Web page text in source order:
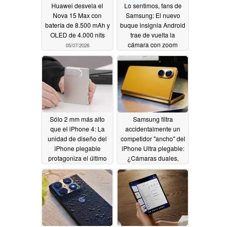
Huawei desvela el
Nova 15 Max con
batería de 8.500 mAh y
OLED de 4.000 nits
05/07/2026
Lo sentimos, fans de
Samsung: El nuevo
buque insignia Android
trae de vuelta la
cámara con zoom
óptico 10x que
perdieron; se une al
Oppo Find X9 Ultra
Sólo 2 mm más alto
que el iPhone 4: La
unidad de diseño del
iPhone plegable
protagoniza el último
vídeo con sus nuevos
5,2 mm de grosor
05/06/2026
Samsung filtra
accidentalmente un
competidor "ancho" del
iPhone Ultra plegable:
¿Cámaras duales,
diseño más ancho
confirmado?05/05/2026